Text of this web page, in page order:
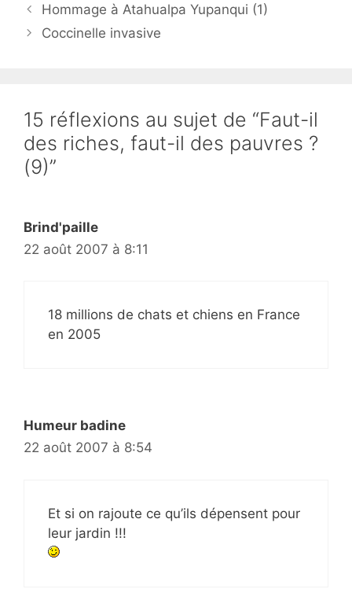
Hommage à Atahualpa Yupanqui (1)
Coccinelle invasive
15 réflexions au sujet de “Faut-il
des riches, faut-il des pauvres ?
(9)”
Brind'paille
22 août 2007 à 8:11
18 millions de chats et chiens en France
en 2005
Humeur badine
22 août 2007 à 8:54
Et si on rajoute ce qu’ils dépensent pour
leur jardin !!!